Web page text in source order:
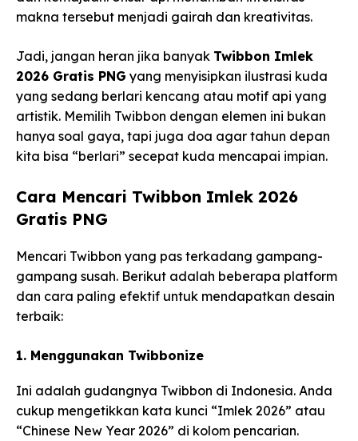
makna tersebut menjadi gairah dan kreativitas.
Jadi, jangan heran jika banyak Twibbon Imlek
2026 Gratis PNG yang menyisipkan ilustrasi kuda
yang sedang berlari kencang atau motif api yang
artistik. Memilih Twibbon dengan elemen ini bukan
hanya soal gaya, tapi juga doa agar tahun depan
kita bisa “berlari” secepat kuda mencapai impian.
Cara Mencari Twibbon Imlek 2026
Gratis PNG
Mencari Twibbon yang pas terkadang gampang-
gampang susah. Berikut adalah beberapa platform
dan cara paling efektif untuk mendapatkan desain
terbaik:
1. Menggunakan Twibbonize
Ini adalah gudangnya Twibbon di Indonesia. Anda
cukup mengetikkan kata kunci “Imlek 2026” atau
“Chinese New Year 2026” di kolom pencarian.